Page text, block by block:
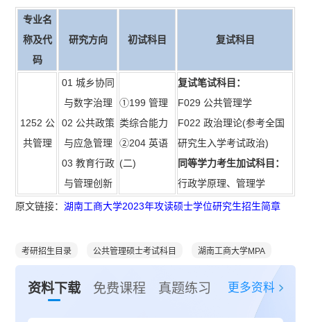
真题及详细解析汇总（2019-2026）】
专业名
称及代
码
研究方向 初试科目 复试科目
1252 公
共管理
01 城乡协同
与数字治理
02 公共政策
与应急管理
03 教育行政
与管理创新
①199 管理
类综合能力
②204 英语
(二)
复试笔试科目：
F029 公共管理学
F022 政治理论(参考全国
研究生入学考试政治)
同等学力考生加试科目：
行政学原理、管理学
原文链接：湖南工商大学2023年攻读硕士学位研究生招生简章
考研招生目录 公共管理硕士考试科目 湖南工商大学MPA
资料下载 免费课程 真题练习 更多资料